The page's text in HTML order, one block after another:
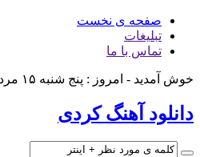
صفحه ی نخست
تبلیغات
تماس با ما
خوش آمدید - امروز : پنج شنبه ۱۵ مرداد ۱۴۰۵
دانلود آهنگ کردی